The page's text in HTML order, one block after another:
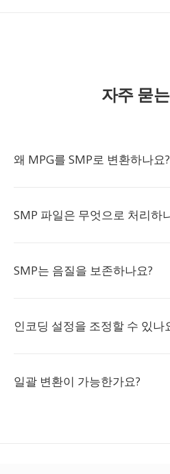
자주 묻
왜 MPG를 SMP로 변환하나요?
SMP 파일은 무엇으로 처리하
SMP는 음질을 보존하나요?
인코딩 설정을 조정할 수 있나
일괄 변환이 가능한가요?